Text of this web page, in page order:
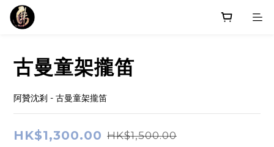
古曼童架攏笛
阿贊沈剎 - 古曼童架攏笛
HK$1,300.00 HK$1,500.00